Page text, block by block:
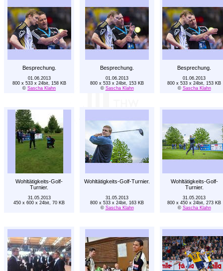
Besprechung. Besprechung. Besprechung.
01.06.2013
800 x 533 x 24bit, 158 KB
© Sascha Klahn
01.06.2013
800 x 533 x 24bit, 153 KB
© Sascha Klahn
01.06.2013
800 x 533 x 24bit, 153 KB
© Sascha Klahn
Wohltätigkeits-Golf-
Turnier.
Wohltätigkeits-Golf-Turnier.
Wohltätigkeits-Golf-
Turnier.
31.05.2013
450 x 600 x 24bit, 70 KB
31.05.2013
800 x 533 x 24bit, 163 KB
© Sascha Klahn
31.05.2013
800 x 450 x 24bit, 273 KB
© Sascha Klahn